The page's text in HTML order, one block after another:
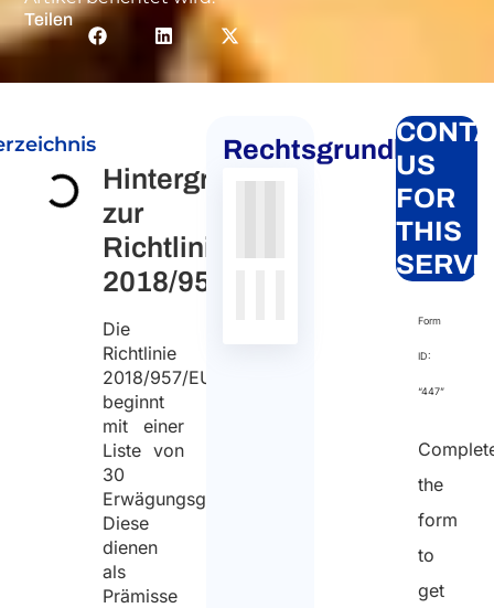
Teilen
Hintergrund
zur
Richtlinie
2018/957/EU
Die
Richtlinie
2018/957/EU
beginnt
mit einer
Liste von
30
Erwägungsgründen.
Diese
dienen
als
Prämisse
Rechtsgrundlagen
Nessun
US
FOR
THIS
Form
ID:
“447”
the
form
to
get